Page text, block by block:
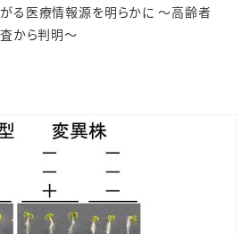
る医療情報源を明らかに ～高齢者
から判明～